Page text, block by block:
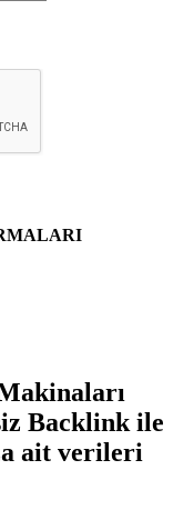
Backlink ile
ait verileri